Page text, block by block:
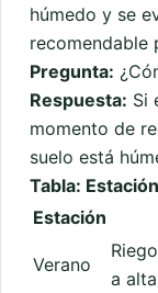
húmedo y se
recomendable
Pregunta:
Respuesta: Si
momento de
suelo está
Tabla:
Estación
Verano
a alta